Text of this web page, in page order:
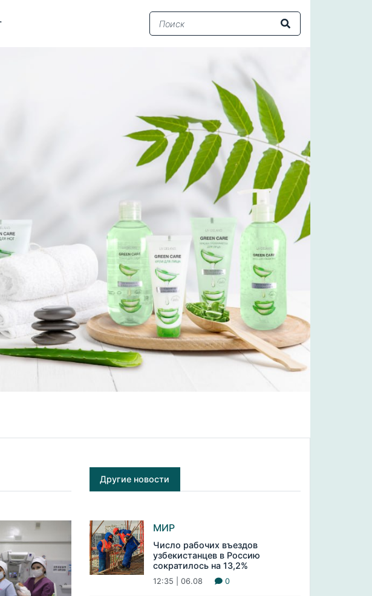
Другие новости
МИР
Число рабочих въездов
узбекистанцев в Россию
сократилось на 13,2%
12:35 | 06.08 0